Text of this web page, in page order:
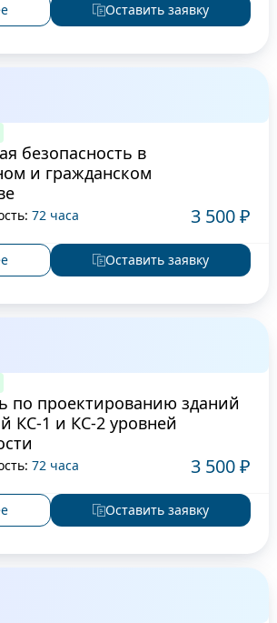
Оставить заявку
безопасность в
и гражданском
72 часа 3 500 ₽
Оставить заявку
по проектированию зданий
КС-1 и КС-2 уровней
72 часа 3 500 ₽
Оставить заявку